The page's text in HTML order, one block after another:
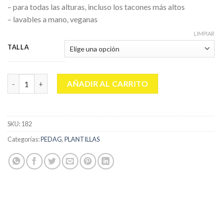
– para todas las alturas, incluso los tacones más altos
– lavables a mano, veganas
TALLA
LIMPIAR
PEDAG LADY GEL cantidadAÑADIR AL CARRITO
SKU:182
Categorías:PEDAG,PLANTILLAS